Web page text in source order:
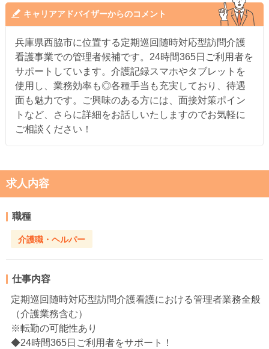
キャリアアドバイザーからのコメント
兵庫県西脇市に位置する定期巡回随時対応型訪問介護
看護事業での管理者候補です。24時間365日ご利用者を
サポートしています。介護記録スマホやタブレットを
使用し、業務効率も◎各種手当も充実しており、待遇
面も魅力です。ご興味のある方には、面接対策ポイン
トなど、さらに詳細をお話しいたしますのでお気軽に
ご相談ください！
求人内容
職種
介護職・ヘルパー
仕事内容
定期巡回随時対応型訪問介護看護における管理者業務全般
（介護業務含む）
※転勤の可能性あり
◆24時間365日ご利用者をサポート！